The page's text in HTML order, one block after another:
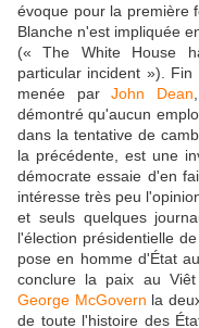
évoque pour la première
Blanche n'est impliquée
(« The White House
particular incident »).
menée parJohn Dean
démontré qu'aucun
dans la tentative de
la précédente, est une
démocrate essaie d'en
intéresse très peu
et seuls quelques
l'élection présidentielle
pose en homme d'État
conclure la paix au
George McGovern la
de toute l'histoire des